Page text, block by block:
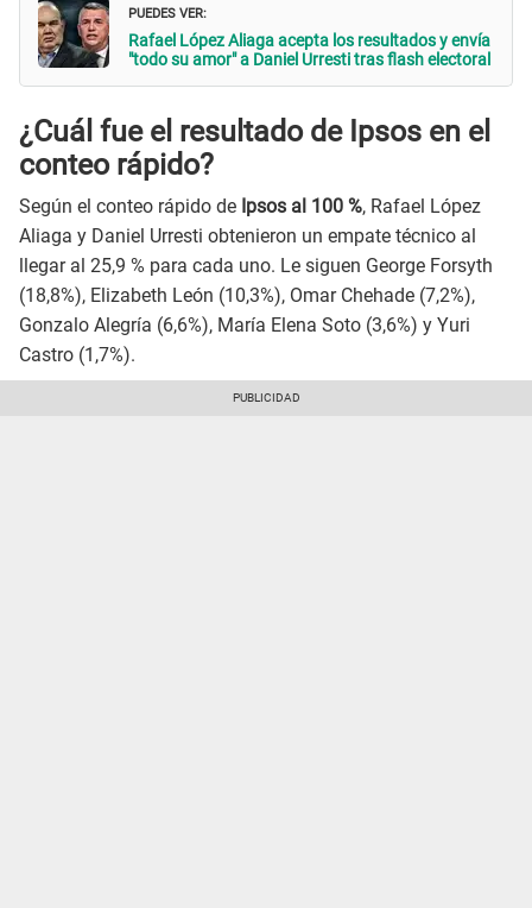
PUEDES VER:
Rafael López Aliaga acepta los resultados y envía
"todo su amor" a Daniel Urresti tras flash electoral
¿Cuál fue el resultado de Ipsos en el
conteo rápido?
Según el conteo rápido de Ipsos al 100 %, Rafael López
Aliaga y Daniel Urresti obtenieron un empate técnico al
llegar al 25,9 % para cada uno. Le siguen George Forsyth
(18,8%), Elizabeth León (10,3%), Omar Chehade (7,2%),
Gonzalo Alegría (6,6%), María Elena Soto (3,6%) y Yuri
Castro (1,7%).